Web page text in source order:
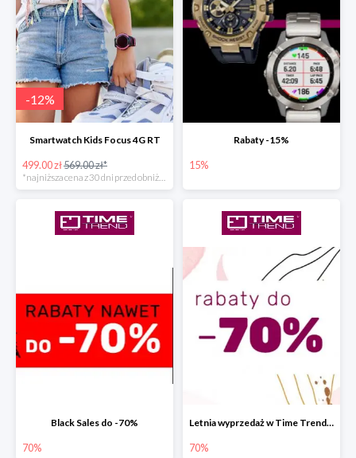
-12%
Smartwatch Kids Focus 4G RT
499.00 zł569.00 zł*
*najniższa cena z 30 dni przed obniżką
Rabaty -15%
15%
Black Sales do -70%
70%
Letnia wyprzedaż w Time Trend do -70%
70%